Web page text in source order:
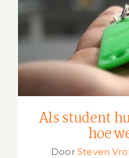
Als student
Als student
hoe
Door Steven